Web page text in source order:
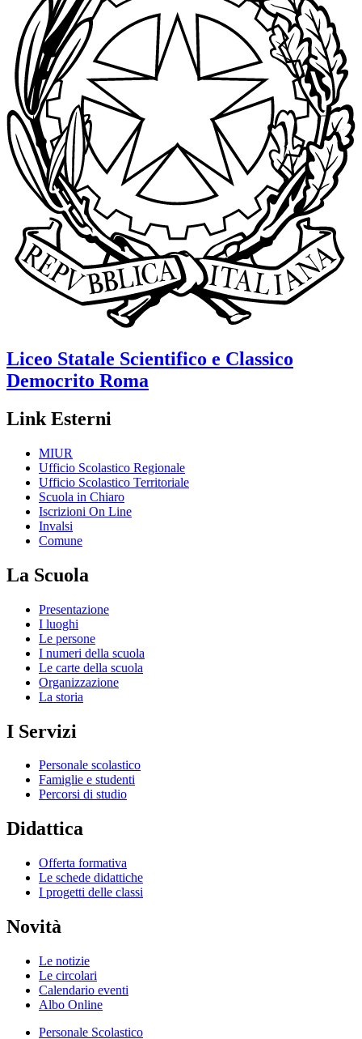
Liceo Statale Scientifico e Classico
Democrito Roma
Link Esterni
MIUR
Ufficio Scolastico Regionale
Ufficio Scolastico Territoriale
Scuola in Chiaro
Iscrizioni On Line
Invalsi
Comune
La Scuola
Presentazione
I luoghi
Le persone
I numeri della scuola
Le carte della scuola
Organizzazione
La storia
I Servizi
Personale scolastico
Famiglie e studenti
Percorsi di studio
Didattica
Offerta formativa
Le schede didattiche
I progetti delle classi
Novità
Le notizie
Le circolari
Calendario eventi
Albo Online
Personale Scolastico